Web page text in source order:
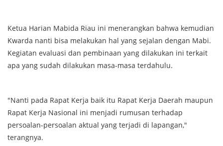
Ketua Harian Mabida Riau ini menerangkan bahwa kemudian
Kwarda nanti bisa melakukan hal yang sejalan dengan Mabi.
Kegiatan evaluasi dan pembinaan yang dilakukan ini terkait
apa yang sudah dilakukan masa-masa terdahulu.
"Nanti pada Rapat Kerja baik itu Rapat Kerja Daerah maupun
Rapat Kerja Nasional ini menjadi rumusan terhadap
persoalan-persoalan aktual yang terjadi di lapangan,"
terangnya.